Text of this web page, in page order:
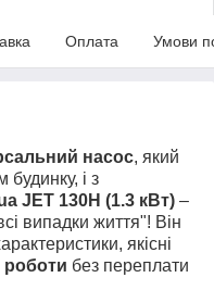
Оплата Умови
насос, який
будинку, і з
JET 130H (1.3 кВт) –
випадки життя"! Він
якісні
без переплати